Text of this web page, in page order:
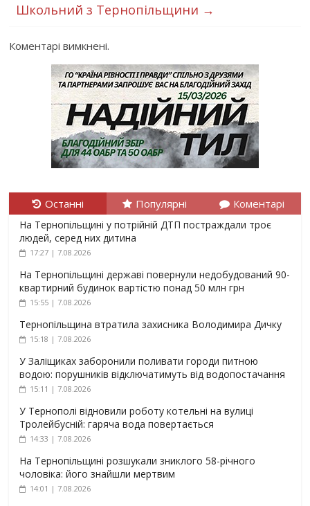
Школьний з Тернопільщини →
Коментарі вимкнені.
Останні Популярні Коментарі
На Тернопільщині у потрійній ДТП постраждали троє
людей, серед них дитина
17:27 | 7.08.2026
На Тернопільщині державі повернули недобудований 90-
квартирний будинок вартістю понад 50 млн грн
15:55 | 7.08.2026
Тернопільщина втратила захисника Володимира Дичку
15:18 | 7.08.2026
У Заліщиках заборонили поливати городи питною
водою: порушників відключатимуть від водопостачання
15:11 | 7.08.2026
У Тернополі відновили роботу котельні на вулиці
Тролейбусній: гаряча вода повертається
14:33 | 7.08.2026
На Тернопільщині розшукали зниклого 58-річного
чоловіка: його знайшли мертвим
14:01 | 7.08.2026